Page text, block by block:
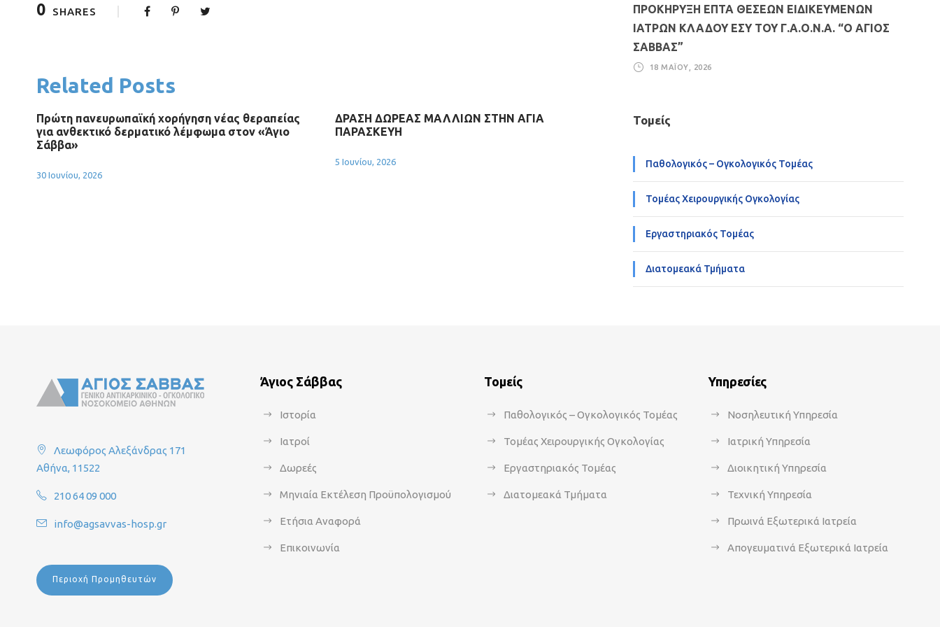
0 SHARES
Related Posts
Πρώτη πανευρωπαϊκή χορήγηση νέας θεραπείας
για ανθεκτικό δερματικό λέμφωμα στον «Άγιο
Σάββα»
30 Ιουνίου, 2026
ΔΡΑΣΗ ΔΩΡΕΑΣ ΜΑΛΛΙΩΝ ΣΤΗΝ ΑΓΙΑ
ΠΑΡΑΣΚΕΥΗ
5 Ιουνίου, 2026
ΠΡΟΚΗΡΥΞΗ ΕΠΤΑ ΘΕΣΕΩΝ ΕΙΔΙΚΕΥΜΕΝΩΝ
ΙΑΤΡΩΝ ΚΛΑΔΟΥ ΕΣΥ ΤΟΥ Γ.Α.Ο.Ν.Α. “Ο ΑΓΙΟΣ
ΣΑΒΒΑΣ”
18 ΜΑΪ́ΟΥ, 2026
Τομείς
Παθολογικός – Ογκολογικός Τομέας
Τομέας Χειρουργικής Ογκολογίας
Εργαστηριακός Τομέας
Διατομεακά Τμήματα
Λεωφόρος Αλεξάνδρας 171
Αθήνα, 11522
210 64 09 000
info@agsavvas-hosp.gr
Περιοχή Προμηθευτών
Άγιος Σάββας
Ιστορία
Ιατροί
Δωρεές
Μηνιαία Εκτέλεση Προϋπολογισμού
Ετήσια Αναφορά
Επικοινωνία
Τομείς
Παθολογικός – Ογκολογικός Τομέας
Τομέας Χειρουργικής Ογκολογίας
Εργαστηριακός Τομέας
Διατομεακά Τμήματα
Υπηρεσίες
Νοσηλευτική Υπηρεσία
Ιατρική Υπηρεσία
Διοικητική Υπηρεσία
Τεχνική Υπηρεσία
Πρωινά Εξωτερικά Ιατρεία
Απογευματινά Εξωτερικά Ιατρεία